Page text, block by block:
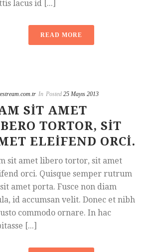
lacus id [...]
READ MORE
In Posted 25 Mayıs 2013
SIT AMET
TORTOR, SIT
ELEIFEND ORCI.
sit amet libero tortor, sit amet
orci. Quisque semper rutrum
amet porta. Fusce non diam
id accumsan velit. Donec et nibh
commodo ornare. In hac
[...]